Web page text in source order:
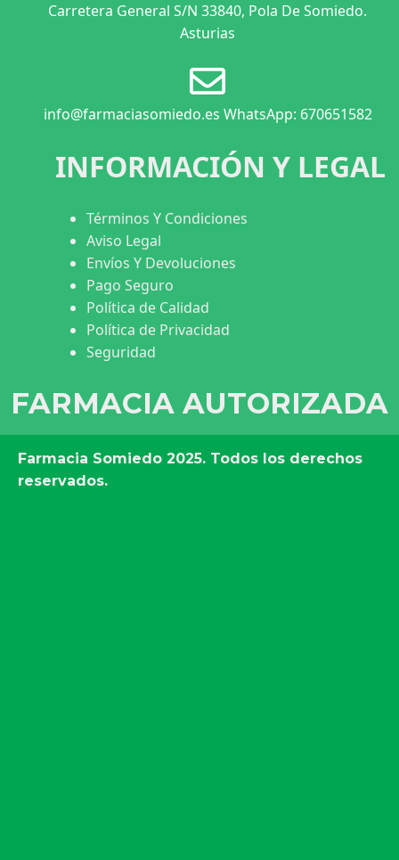
Carretera General S/N 33840, Pola De Somiedo.
Asturias
info@farmaciasomiedo.es WhatsApp: 670651582
INFORMACIÓN Y LEGAL
Términos Y Condiciones
Aviso Legal
Envíos Y Devoluciones
Pago Seguro
Política de Calidad
Política de Privacidad
Seguridad
FARMACIA AUTORIZADA
Farmacia Somiedo 2025. Todos los derechos
reservados.